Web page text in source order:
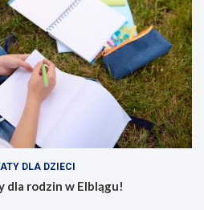
DLA DZIECI
dla rodzin w Elblągu!